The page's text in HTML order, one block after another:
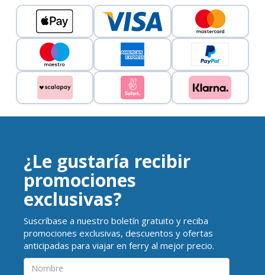
¿Le gustaría recibir
promociones
exclusivas?
Suscríbase a nuestro boletín gratuito y reciba
promociones exclusivas, descuentos y ofertas
anticipadas para viajar en ferry al mejor precio.